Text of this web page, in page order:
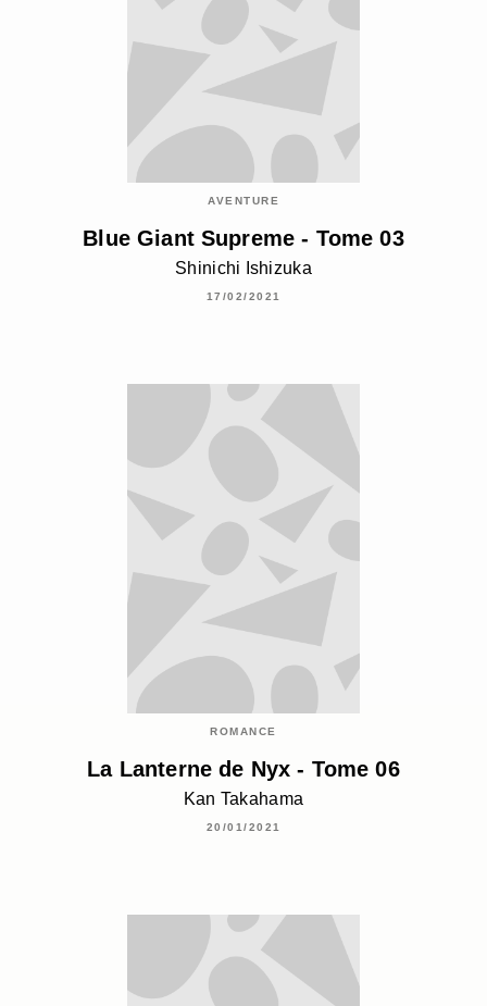
AVENTURE
Blue Giant Supreme - Tome 03
Shinichi Ishizuka
17/02/2021
ROMANCE
La Lanterne de Nyx - Tome 06
Kan Takahama
20/01/2021